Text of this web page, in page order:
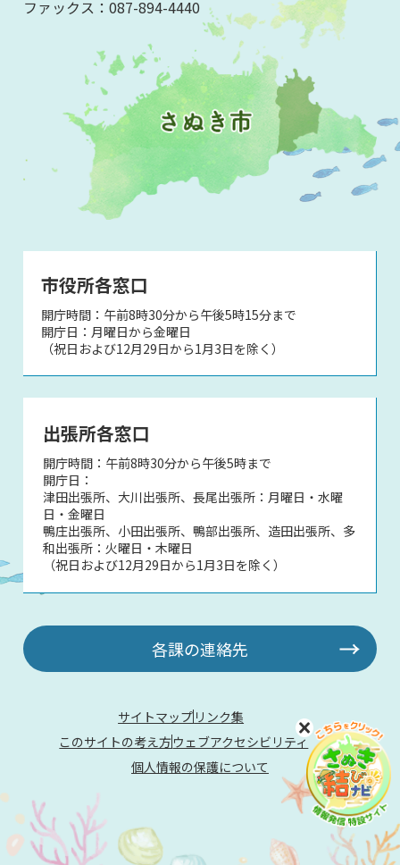
ファックス：087-894-4440
市役所各窓口
開庁時間：午前8時30分から午後5時15分まで
開庁日：月曜日から金曜日
（祝日および12月29日から1月3日を除く）
出張所各窓口
開庁時間：午前8時30分から午後5時まで
開庁日：
津田出張所、大川出張所、長尾出張所：月曜日・水曜
日・金曜日
鴨庄出張所、小田出張所、鴨部出張所、造田出張所、多
和出張所：火曜日・木曜日
（祝日および12月29日から1月3日を除く）
各課の連絡先
サイトマップ リンク集
このサイトの考え方ウェブアクセシビリティ
個人情報の保護について